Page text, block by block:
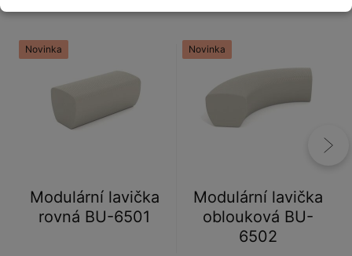
Modulární lavička
rovná BU-6501
Novinka
Modulární lavička
oblouková BU-
6502
Novinka